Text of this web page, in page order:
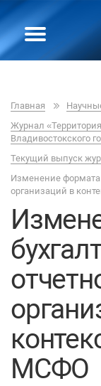
Главная
Журнал
Владивостокского
Текущий выпуск
Изменение формата
организаций в
МСФО